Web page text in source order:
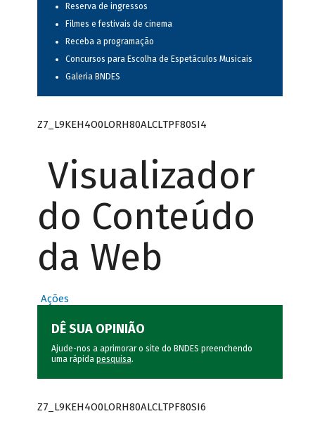
Reserva de ingressos
Filmes e festivais de cinema
Receba a programação
Concursos para Escolha de Espetáculos Musicais
Galeria BNDES
Z7_L9KEH4O0LORH80ALCLTPF80SI4
Visualizador
do Conteúdo
da Web
Ações
DÊ SUA OPINIÃO
Ajude-nos a aprimorar o site do BNDES preenchendo
uma rápida pesquisa.
Z7_L9KEH4O0LORH80ALCLTPF80SI6